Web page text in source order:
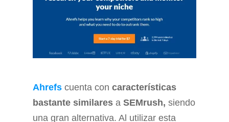
Ahrefs cuenta con características
bastante similares a SEMrush, siendo
una gran alternativa. Al utilizar esta